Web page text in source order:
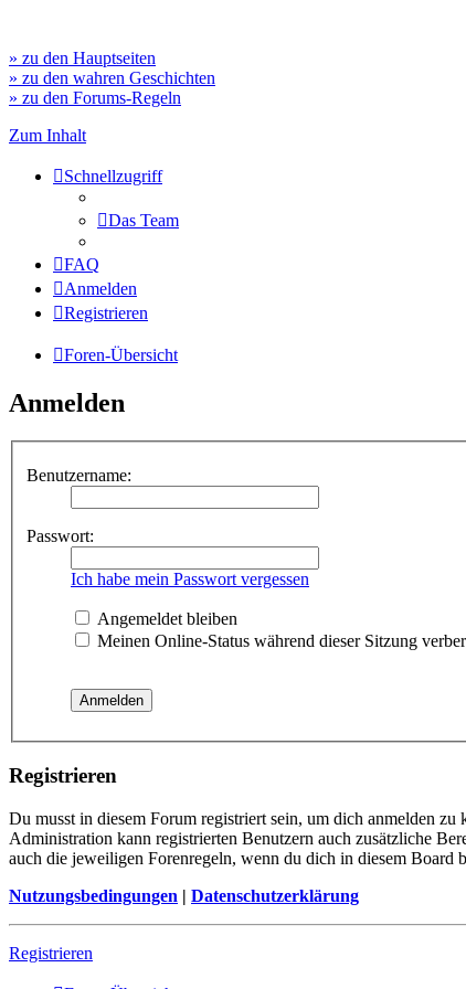
» zu den Hauptseiten
» zu den wahren Geschichten
» zu den Forums-Regeln
Zum Inhalt
Schnellzugriff
Das Team
FAQ
Anmelden
Registrieren
Foren-Übersicht
Anmelden
Benutzername:
Passwort:
Ich habe mein Passwort vergessen
Angemeldet bleiben
Meinen Online-Status während dieser Sitzung
Registrieren
Du musst in diesem Forum registriert sein, um dich anmelden
Administration kann registrierten Benutzern auch zusätzliche
auch die jeweiligen Forenregeln, wenn du dich in diesem Board
Nutzungsbedingungen | Datenschutzerklärung
Registrieren